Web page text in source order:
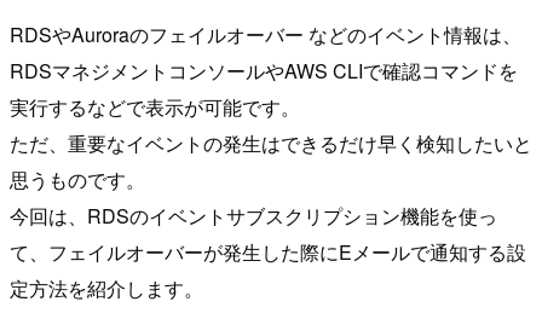
RDSやAuroraのフェイルオーバー などのイベント情報は、
RDSマネジメントコンソールやAWS CLIで確認コマンドを
実行するなどで表示が可能です。
ただ、重要なイベントの発生はできるだけ早く検知したいと
思うものです。
今回は、RDSのイベントサブスクリプション機能を使っ
て、フェイルオーバーが発生した際にEメールで通知する設
定方法を紹介します。